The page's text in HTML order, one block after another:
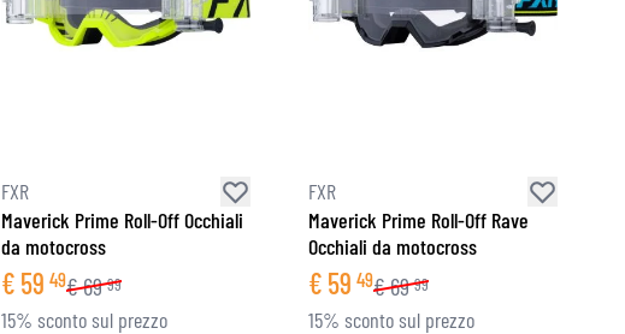
FXR
Maverick Prime Roll-Off Occhiali
da motocross
€ 59 49€69 99
15% sconto sul prezzo
FXR
Maverick Prime Roll-Off Rave
Occhiali da motocross
€ 59 49€69 99
15% sconto sul prezzo